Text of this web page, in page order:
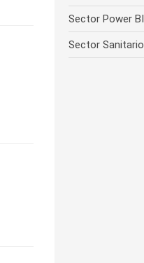
Sector Power BI
Sector Sanitario